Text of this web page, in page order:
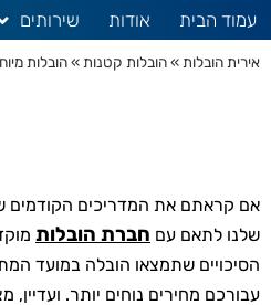
עמוד הבית אודות שירותים
אירית הובלות »הובלות קטנות »הובלות
אם קראתם את המדריכים הקודמים
שלנו לתאם עם חברת הובלות
הסיכויים שתמצאו הובלה במועד
עבורכם מחירים נוחים יותר.